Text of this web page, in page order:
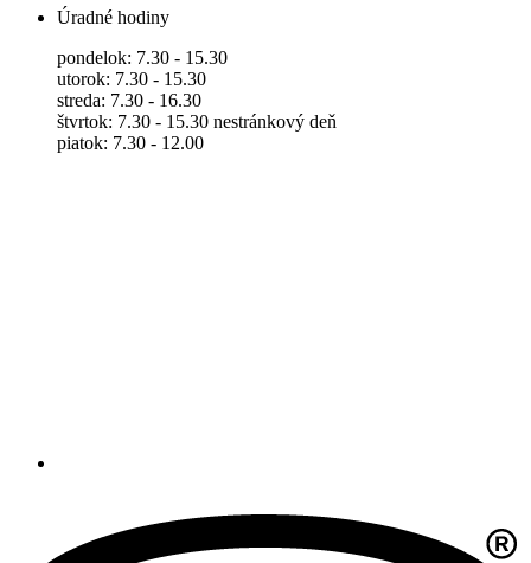
Úradné hodiny
pondelok: 7.30 - 15.30
utorok: 7.30 - 15.30
streda: 7.30 - 16.30
štvrtok: 7.30 - 15.30 nestránkový deň
piatok: 7.30 - 12.00